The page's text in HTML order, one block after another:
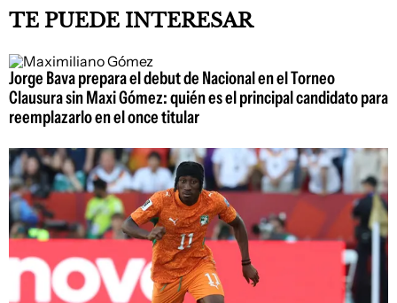
TE PUEDE INTERESAR
Jorge Bava prepara el debut de Nacional en el Torneo
Clausura sin Maxi Gómez: quién es el principal candidato para
reemplazarlo en el once titular